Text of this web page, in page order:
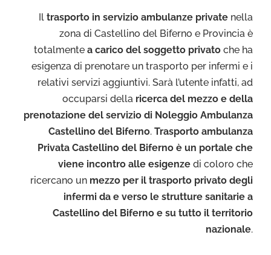
Il trasporto in servizio ambulanze private nella
zona di Castellino del Biferno e Provincia è
totalmente a carico del soggetto privato che ha
esigenza di prenotare un trasporto per infermi e i
relativi servizi aggiuntivi. Sarà l’utente infatti, ad
occuparsi della ricerca del mezzo e della
prenotazione del servizio di Noleggio Ambulanza
Castellino del Biferno. Trasporto ambulanza
Privata Castellino del Biferno è un portale che
viene incontro alle esigenze di coloro che
ricercano un mezzo per il trasporto privato degli
infermi da e verso le strutture sanitarie a
Castellino del Biferno e su tutto il territorio
nazionale.